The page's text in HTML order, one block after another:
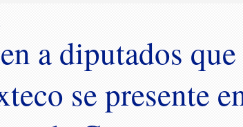
a diputados
se presente